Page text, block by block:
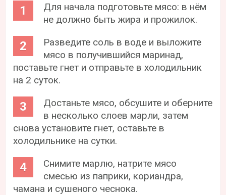
Для начала подготовьте мясо: в нём
не должно быть жира и прожилок.
Разведите соль в воде и выложите
мясо в получившийся маринад,
поставьте гнет и отправьте в холодильник
на 2 суток.
Достаньте мясо, обсушите и оберните
в несколько слоев марли, затем
снова установите гнет, оставьте в
холодильнике на сутки.
Снимите марлю, натрите мясо
смесью из паприки, кориандра,
чамана и сушеного чеснока.